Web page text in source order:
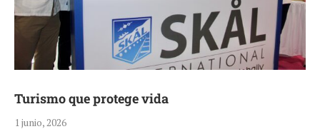
Turismo que protege vida
1 junio, 2026